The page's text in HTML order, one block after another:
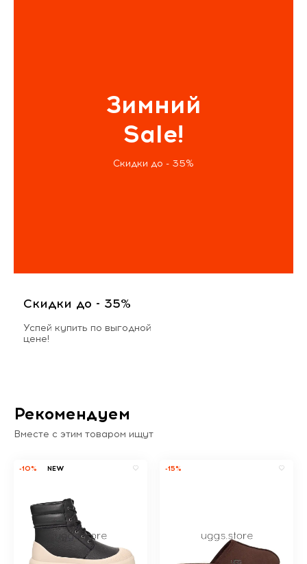
Зимний
Sale!
Скидки до - 35%
Скидки до - 35%
Успей купить по выгодной
цене!
Рекомендуем
Вместе с этим товаром ищут
-10% NEW -15%